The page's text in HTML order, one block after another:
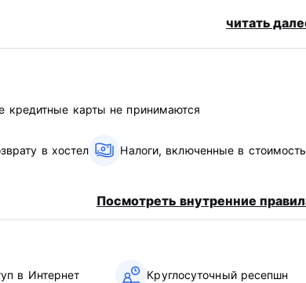
читать
кредитные карты не принимаются
в хостел Налоги, включенные в стоимость
Посмотреть внутренние
в Интернет Круглосуточный ресепшн